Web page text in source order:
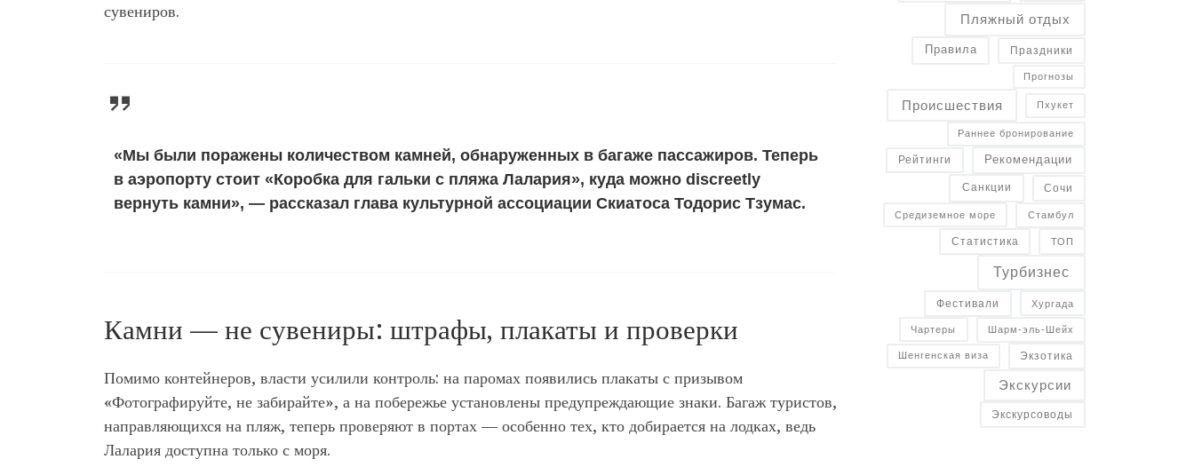
сувениров.
«Мы были поражены количеством камней, обнаруженных в багаже пассажиров. Теперь
в аэропорту стоит «Коробка для гальки с пляжа Лалария», куда можно discreetly
вернуть камни», — рассказал глава культурной ассоциации Скиатоса Тодорис Тзумас.
Камни — не сувениры: штрафы, плакаты и проверки
Помимо контейнеров, власти усилили контроль: на паромах появились плакаты с призывом
«Фотографируйте, не забирайте», а на побережье установлены предупреждающие знаки. Багаж туристов,
направляющихся на пляж, теперь проверяют в портах — особенно тех, кто добирается на лодках, ведь
Лалария доступна только с моря.
Пляжный отдых
Правила Праздники
Прогнозы
Происшествия Пхукет
Раннее бронирование
Рейтинги Рекомендации
Санкции Сочи
Средиземное море Стамбул
Статистика ТОП
Турбизнес
Фестивали Хургада
Чартеры Шарм-эль-Шейх
Шенгенская виза Экзотика
Экскурсии
Экскурсоводы